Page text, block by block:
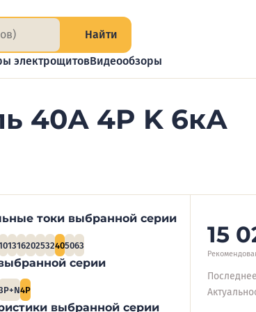
Найти
электрощитовВидеообзоры
40А 4P K 6кА
токи выбранной серии
1316202532405063
серии
4P
выбранной серии
15